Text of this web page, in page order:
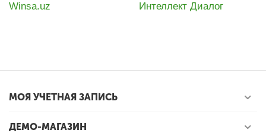
Winsa.uz Интеллект Диалог
МОЯ УЧЕТНАЯ ЗАПИСЬ
ДЕМО-МАГАЗИН